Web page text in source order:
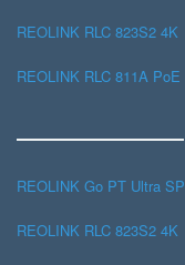
REOLINK RLC 823S2 4K
REOLINK RLC 811A PoE
REOLINK Go PT Ultra SP
REOLINK RLC 823S2 4K